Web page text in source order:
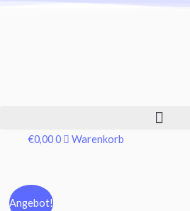
€0,000 Warenkorb
Angebot!
Online